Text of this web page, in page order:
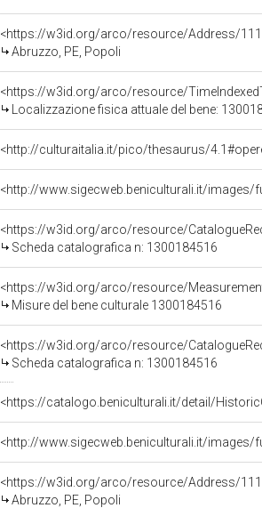
<https://w3id.org/arco/resource/Address/
Abruzzo, PE, Popoli
<https://w3id.org/arco/resource/
Localizzazione fisica attuale del bene:
<http://culturaitalia.it/pico/thesaurus/
<http://www.sigecweb.beniculturali.it/images/
<https://w3id.org/arco/resource/
Scheda catalografica n: 1300184516
<https://w3id.org/arco/resource/
Misure del bene culturale 1300184516
<https://w3id.org/arco/resource/
Scheda catalografica n: 1300184516
<https://catalogo.beniculturali.it/detail/
<http://www.sigecweb.beniculturali.it/images/
<https://w3id.org/arco/resource/Address/
Abruzzo, PE, Popoli